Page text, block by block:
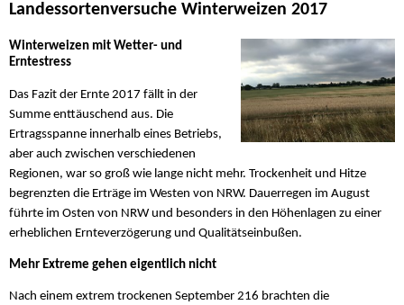
Landessortenversuche Winterweizen 2017
Winterweizen mit Wetter- und
Erntestress
Das Fazit der Ernte 2017 fällt in der
Summe enttäuschend aus. Die
Ertragsspanne innerhalb eines Betriebs,
aber auch zwischen verschiedenen
Regionen, war so groß wie lange nicht mehr. Trockenheit und Hitze
begrenzten die Erträge im Westen von NRW. Dauerregen im August
führte im Osten von NRW und besonders in den Höhenlagen zu einer
erheblichen Ernteverzögerung und Qualitätseinbußen.
Mehr Extreme gehen eigentlich nicht
Nach einem extrem trockenen September 216 brachten die